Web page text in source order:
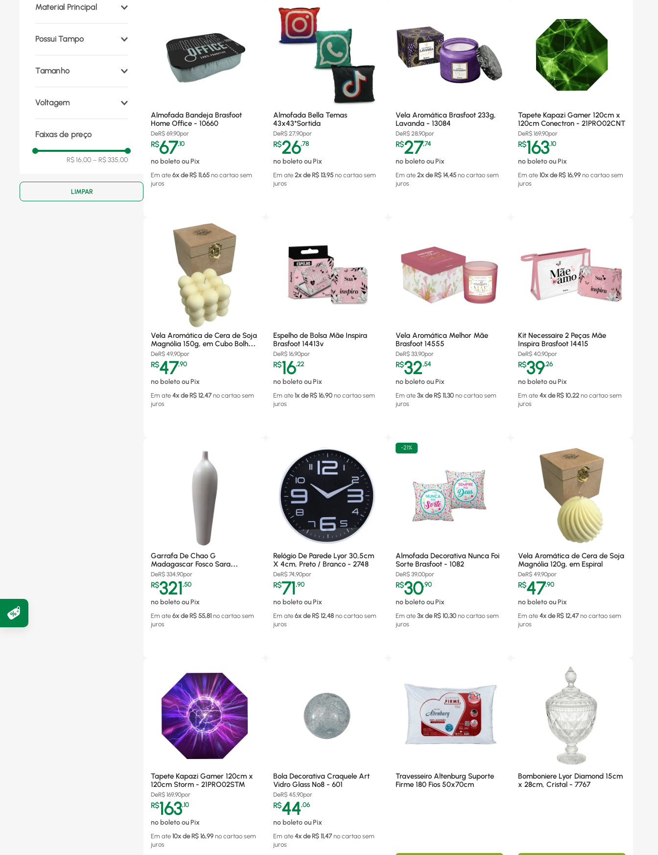
Redondo (2)
Material Principal
Possui Tampo
Tamanho
Voltagem
Faixas de preço
R$ 16,00 – R$ 335,00
Almofada Bandeja Brasfoot
Home Office - 10660
DeR$ 69,90por
R$67,10
no boleto ou Pix
Em ate 6x de R$ 11,65 no cartao sem
juros
Almofada Bella Temas
43x43*Sortida
DeR$ 27,90por
R$26,78
no boleto ou Pix
Em ate 2x de R$ 13,95 no cartao sem
juros
Vela Aromática Brasfoot 233g,
Lavanda - 13084
DeR$ 28,90por
R$27,74
no boleto ou Pix
Em ate 2x de R$ 14,45 no cartao sem
juros
Tapete Kapazi Gamer 120cm x
120cm Conectron - 21PRO02CNT
DeR$ 169,90por
R$163,10
no boleto ou Pix
Em ate 10x de R$ 16,99 no cartao sem
juros
Vela Aromática de Cera de Soja
Magnólia 150g, em Cubo Bolha,
Aroma Sortido
DeR$ 49,90por
R$47,90
no boleto ou Pix
Em ate 4x de R$ 12,47 no cartao sem
juros
Espelho de Bolsa Mãe Inspira
Brasfoot 14413v
DeR$ 16,90por
R$16,22
no boleto ou Pix
Em ate 1x de R$ 16,90 no cartao sem
juros
Vela Aromática Melhor Mãe
Brasfoot 14555
DeR$ 33,90por
R$32,54
no boleto ou Pix
Em ate 3x de R$ 11,30 no cartao sem
juros
Kit Necessaire 2 Peças Mãe
Inspira Brasfoot 14415
DeR$ 40,90por
R$39,26
no boleto ou Pix
Em ate 4x de R$ 10,22 no cartao sem
juros
Garrafa De Chao G
Madagascar Fosco Sara
0873/0039
DeR$ 334,90por
R$321,50
no boleto ou Pix
Em ate 6x de R$ 55,81 no cartao sem
juros
Relógio De Parede Lyor 30,5cm
X 4cm, Preto / Branco - 2748
DeR$ 74,90por
R$71,90
no boleto ou Pix
Em ate 6x de R$ 12,48 no cartao sem
juros
-21%
Almofada Decorativa Nunca Foi
Sorte Brasfoot - 1082
DeR$ 39,00por
R$30,90
no boleto ou Pix
Em ate 3x de R$ 10,30 no cartao sem
juros
Vela Aromática de Cera de Soja
Magnólia 120g, em Espiral
DeR$ 49,90por
R$47,90
no boleto ou Pix
Em ate 4x de R$ 12,47 no cartao sem
juros
Tapete Kapazi Gamer 120cm x
120cm Storm - 21PRO02STM
DeR$ 169,90por
R$163,10
no boleto ou Pix
Em ate 10x de R$ 16,99 no cartao sem
juros
Bola Decorativa Craquele Art
Vidro Glass Nº8 - 601
DeR$ 45,90por
R$44,06
no boleto ou Pix
Em ate 4x de R$ 11,47 no cartao sem
juros
Travesseiro Altenburg Suporte
Firme 180 Fios 50x70cm
​Bomboniere Lyor Diamond 15cm
x 28cm, Cristal - 7767